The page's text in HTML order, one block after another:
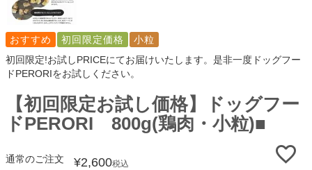
おすすめ 初回限定価格
小粒
初回限定!お試しPRICEにてお届けいたします。是非一度ドッグフー
ドPERORIをお試しください。
【初回限定お試し価格】ドッグフー
ドPERORI 800g(鶏肉・小粒)■
通常のご注文 ¥2,600税込